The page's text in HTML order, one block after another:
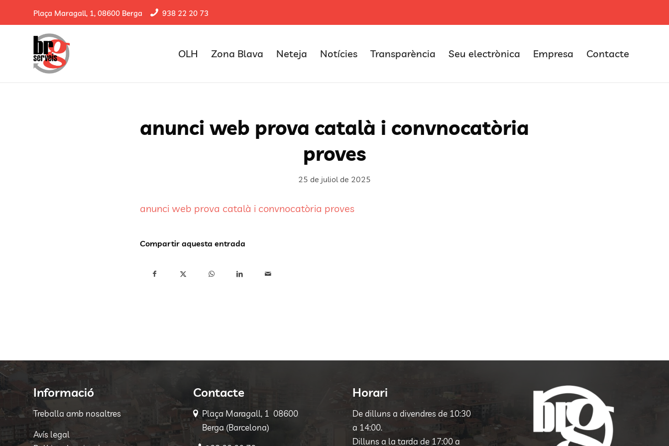
Plaça Maragall, 1, 08600 Berga 938 22 20 73
OLH Zona Blava Neteja Notícies Transparència Seu electrònica Empresa Contacte
anunci web prova català i convnocatòria
proves
25 de juliol de 2025
anunci web prova català i convnocatòria proves
Compartir aquesta entrada
Informació
Treballa amb nosaltres
Avís legal
Contacte
Plaça Maragall, 1 08600
Berga (Barcelona)
Horari
De dilluns a divendres de 10:30
a 14:00.
Dilluns a la tarda de 17:00 a